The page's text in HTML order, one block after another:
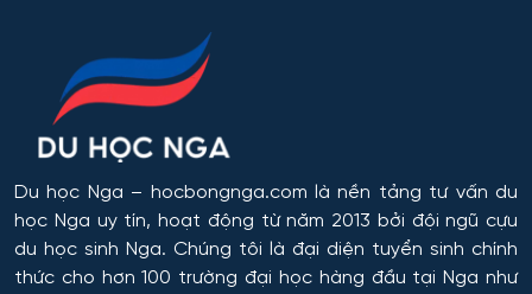
Giám sát thông minh
Giám định tư pháp
Giáo dục chuyên nghiệp
Giáo dục sư phạm
Du học Nga – hocbongnga.com là nền tảng tư vấn du
học Nga uy tín, hoạt động từ năm 2013 bởi đội ngũ cựu
du học sinh Nga. Chúng tôi là đại diện tuyển sinh chính
thức cho hơn 100 trường đại học hàng đầu tại Nga như